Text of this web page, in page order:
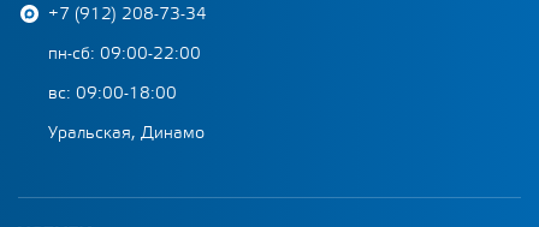
+7 (912) 208-73-34
пн-сб: 09:00-22:00
вс: 09:00-18:00
Уральская, Динамо